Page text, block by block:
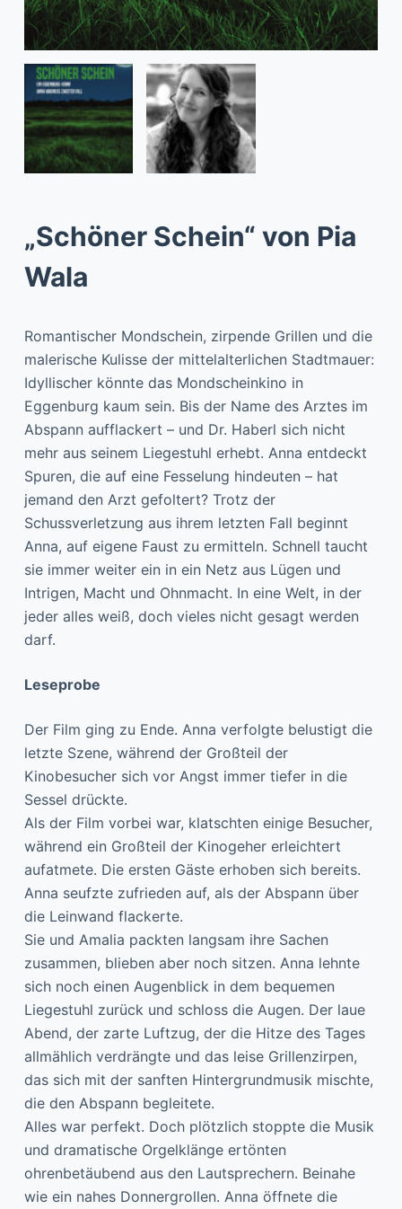
„Schöner Schein“ von Pia
Wala
Romantischer Mondschein, zirpende Grillen und die
malerische Kulisse der mittelalterlichen Stadtmauer:
Idyllischer könnte das Mondscheinkino in
Eggenburg kaum sein. Bis der Name des Arztes im
Abspann aufflackert – und Dr. Haberl sich nicht
mehr aus seinem Liegestuhl erhebt. Anna entdeckt
Spuren, die auf eine Fesselung hindeuten – hat
jemand den Arzt gefoltert? Trotz der
Schussverletzung aus ihrem letzten Fall beginnt
Anna, auf eigene Faust zu ermitteln. Schnell taucht
sie immer weiter ein in ein Netz aus Lügen und
Intrigen, Macht und Ohnmacht. In eine Welt, in der
jeder alles weiß, doch vieles nicht gesagt werden
darf.
Leseprobe
Der Film ging zu Ende. Anna verfolgte belustigt die
letzte Szene, während der Großteil der
Kinobesucher sich vor Angst immer tiefer in die
Sessel drückte.
Als der Film vorbei war, klatschten einige Besucher,
während ein Großteil der Kinogeher erleichtert
aufatmete. Die ersten Gäste erhoben sich bereits.
Anna seufzte zufrieden auf, als der Abspann über
die Leinwand flackerte.
Sie und Amalia packten langsam ihre Sachen
zusammen, blieben aber noch sitzen. Anna lehnte
sich noch einen Augenblick in dem bequemen
Liegestuhl zurück und schloss die Augen. Der laue
Abend, der zarte Luftzug, der die Hitze des Tages
allmählich verdrängte und das leise Grillenzirpen,
das sich mit der sanften Hintergrundmusik mischte,
die den Abspann begleitete.
Alles war perfekt. Doch plötzlich stoppte die Musik
und dramatische Orgelklänge ertönten
ohrenbetäubend aus den Lautsprechern. Beinahe
wie ein nahes Donnergrollen. Anna öffnete die